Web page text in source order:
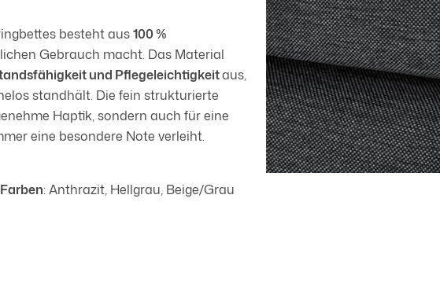
besteht aus100 %
Gebrauch macht. Das Material
und Pflegeleichtigkeitaus,
standhält. Die fein strukturierte
Haptik, sondern auch für eine
eine besondere Note verleiht.
: Anthrazit, Hellgrau, Beige/Grau